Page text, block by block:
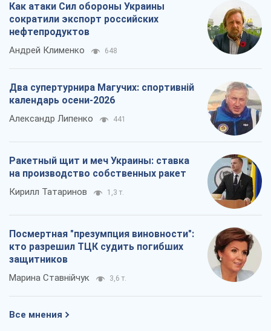
Как атаки Сил обороны Украины
сократили экспорт российских
нефтепродуктов
Андрей Клименко 648
Два супертурнира Магучих: спортивній
календарь осени-2026
Александр Липенко 441
Ракетный щит и меч Украины: ставка
на производство собственных ракет
Кирилл Татаринов 1,3 т.
Посмертная "презумпция виновности":
кто разрешил ТЦК судить погибших
защитников
Марина Ставнійчук 3,6 т.
Все мнения